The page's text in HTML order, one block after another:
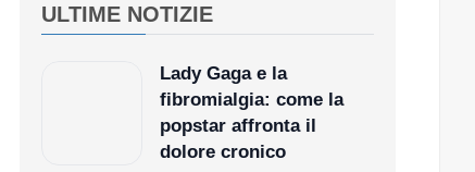
ULTIME NOTIZIE
Lady Gaga e la
fibromialgia: come la
popstar affronta il
dolore cronico